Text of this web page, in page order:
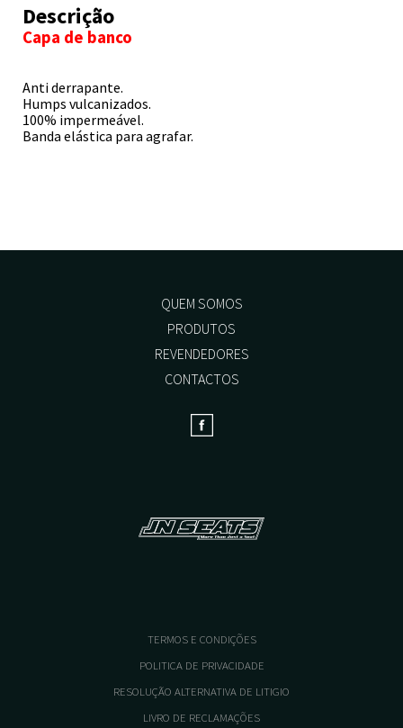
Descrição
Capa de banco
Anti derrapante.
Humps vulcanizados.
100% impermeável.
Banda elástica para agrafar.
QUEM SOMOS
PRODUTOS
REVENDEDORES
CONTACTOS
TERMOS E CONDIÇÕES
POLITICA DE PRIVACIDADE
RESOLUÇÃO ALTERNATIVA DE LITIGIO
LIVRO DE RECLAMAÇÕES